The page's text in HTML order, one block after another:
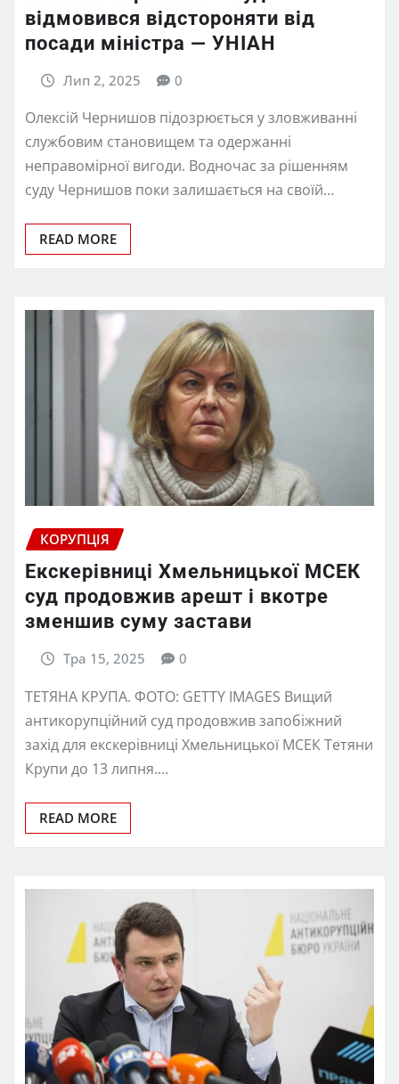
відмовився відстороняти від
посади міністра — УНІАН
Лип 2, 2025 0
Олексій Чернишов підозрюється у зловживанні
службовим становищем та одержанні
неправомірної вигоди. Водночас за рішенням
суду Чернишов поки залишається на своїй…
READ MORE
КОРУПЦІЯ
Екскерівниці Хмельницької МСЕК
суд продовжив арешт і вкотре
зменшив суму застави
Тра 15, 2025 0
ТЕТЯНА КРУПА. ФОТО: GETTY IMAGES Вищий
антикорупційний суд продовжив запобіжний
захід для екскерівниці Хмельницької МСЕК Тетяни
Крупи до 13 липня.…
READ MORE